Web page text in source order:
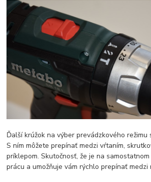
Ďalší krúžok na výber prevádzkového režimu
S ním môžete prepínať medzi vŕtaním,
príklepom. Skutočnosť, že je na
prácu a umožňuje vám rýchlo prepínať medzi